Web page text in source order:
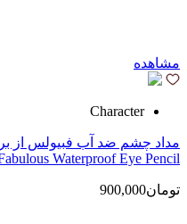
مشاهده
Character
Waterproof Eye Pencil
تومان900,000